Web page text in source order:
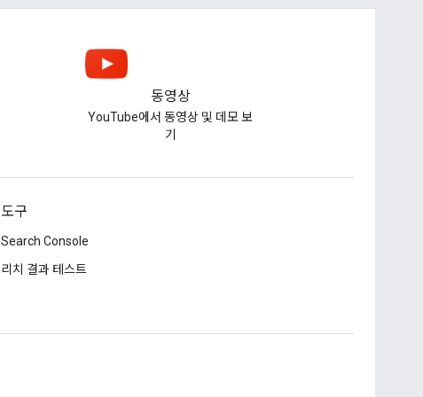
동영상
YouTube에서 동영상 및 데모 보
기
도구
Search Console
리치 결과 테스트